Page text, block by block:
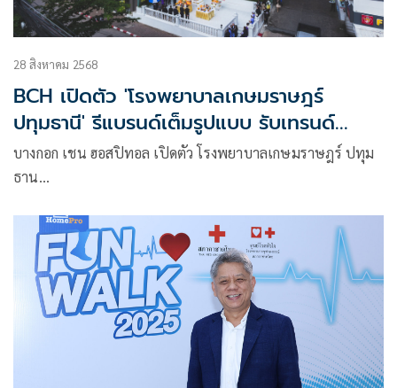
28 สิงหาคม 2568
BCH เปิดตัว 'โรงพยาบาลเกษมราษฎร์
ปทุมธานี' รีแบรนด์เต็มรูปแบบ รับเทรนด์
สุขภาพโตต่อเนื่อง
บางกอก เชน ฮอสปิทอล เปิดตัว โรงพยาบาลเกษมราษฎร์ ปทุม
ธาน…